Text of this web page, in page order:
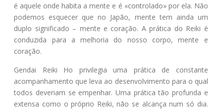
é aquele onde habita a mente e é «controlado» por ela. Não
podemos esquecer que no Japão, mente tem ainda um
duplo significado – mente e coração. A prática do Reiki é
conduzida para a melhoria do nosso corpo, mente e
coração.
Gendai Reiki Ho privilegia uma prática de constante
acompanhamento que leva ao desenvolvimento para o qual
todos deveriam se empenhar. Uma prática tão profunda e
extensa como o próprio Reiki, não se alcança num só dia.